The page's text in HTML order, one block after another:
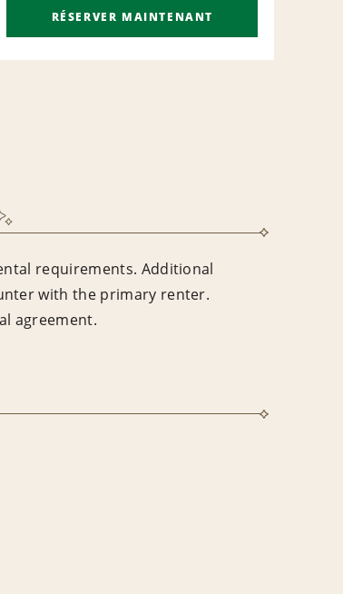
RÉSERVER MAINTENANT
requirements. Additional
with the primary renter.
agreement.